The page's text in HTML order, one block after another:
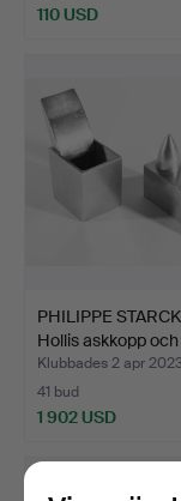
110 USD
PHILIPPE
Hollis askkopp
Klubbades 2 apr
41 bud
1 902 USD